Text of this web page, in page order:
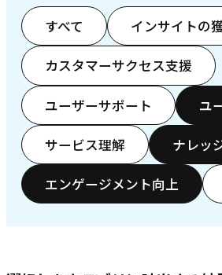
すべて インサイトの
カスタマーサクセス支援
ユーザーサポート ユ
サービス理解 ナレッ
エンゲージメント向上